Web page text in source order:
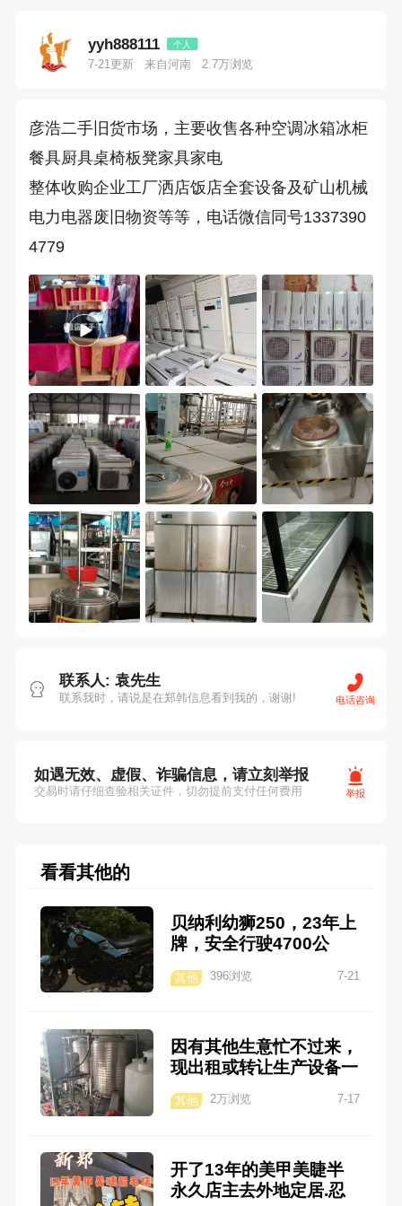
yyh888111 个人
7-21更新 来自河南 2.7万浏览
彦浩二手旧货市场，主要收售各种空调冰箱冰柜
餐具厨具桌椅板凳家具家电
整体收购企业工厂洒店饭店全套设备及矿山机械
电力电器废旧物资等等，电话微信同号1337390
4779
联系人: 袁先生
联系我时，请说是在郑韩信息看到我的，谢谢! 电话咨询
如遇无效、虚假、诈骗信息，请立刻举报
交易时请仔细查验相关证件，切勿提前支付任何费用 举报
看看其他的
贝纳利幼狮250，23年上
牌，安全行驶4700公
户。喜欢联系
其他 396浏览 7-21
因有其他生意忙不过来，
现出租或转让生产设备一
璃水，洗洁精，洗衣液
诚勿扰！有意请致电：1
3838562652周
其他 2万浏览 7-17
开了13年的美甲美睫半
永久店主去外地定居.忍